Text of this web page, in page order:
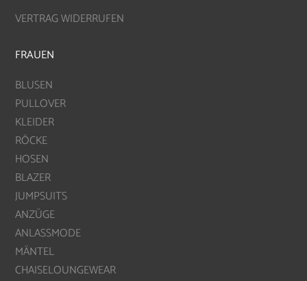
VERTRAG WIDERRUFEN
FRAUEN
BLUSEN
PULLOVER
KLEIDER
RÖCKE
HOSEN
BLAZER
JUMPSUITS
ANZÜGE
ANLASSMODE
MÄNTEL
CHAISELOUNGEWEAR